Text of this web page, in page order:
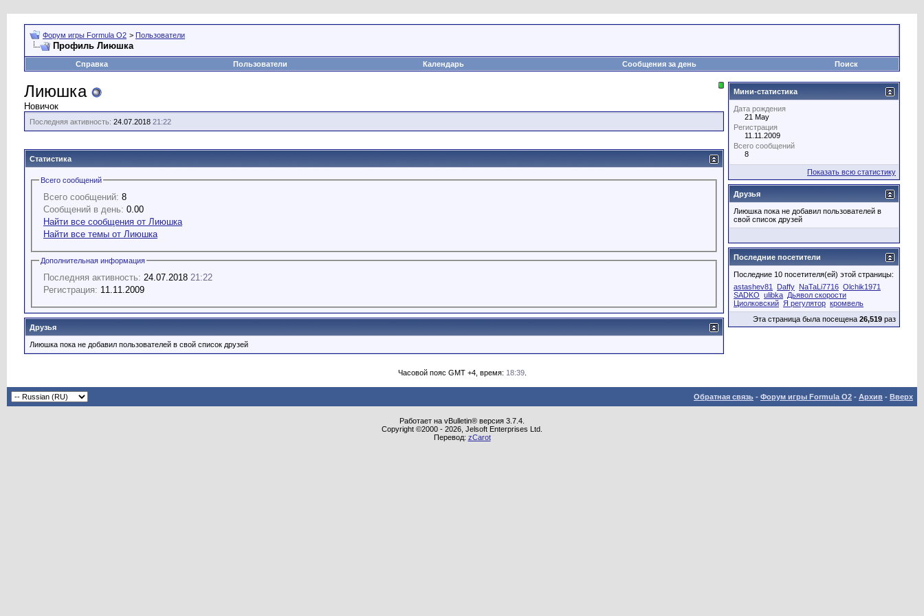
Форум игры Formula O2 > Пользователи
Профиль Лиюшка
Справка Пользователи Календарь Сообщения за день Поиск
Лиюшка
Новичок
Последняя активность: 24.07.2018 21:22
Статистика
Всего сообщений
Всего сообщений: 8
Сообщений в день: 0.00
Найти все сообщения от Лиюшка
Найти все темы от Лиюшка
Дополнительная информация
Последняя активность: 24.07.2018 21:22
Регистрация: 11.11.2009
Друзья
Лиюшка пока не добавил пользователей в свой список друзей
Мини-статистика
Дата рождения
21 May
Регистрация
11.11.2009
Всего сообщений
8
Показать всю статистику
Друзья
Лиюшка пока не добавил пользователей в
свой список друзей
Последние посетители
Последние 10 посетителя(ей) этой страницы:
astashev81
Daffy NaTaLi7716 Olchik1971
SADKO ulibka Дьявол скорости
Циолковский Я регулятор кромвель
Эта страница была посещена 26,519 раз
Часовой пояс GMT +4, время: 18:39.
Обратная связь - Форум игры Formula O2 - Архив - Вверх
Работает на vBulletin® версия 3.7.4.
Copyright ©2000 - 2026, Jelsoft Enterprises Ltd.
Перевод: zCarot